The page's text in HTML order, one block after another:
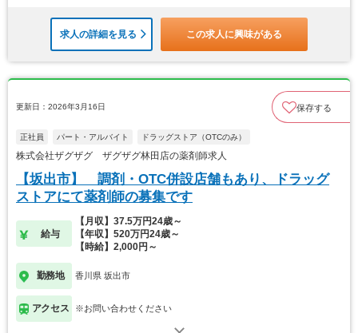
求人の詳細を見る この求人に興味がある
更新日：2026年3月16日 保存する
正社員 パート・アルバイト ドラッグストア（OTCのみ）
株式会社ザグザグ ザグザグ林田店の薬剤師求人
【坂出市】 調剤・OTC併設店舗もあり、ドラッグ
ストアにて薬剤師の募集です
給与
【月収】37.5万円24歳～
【年収】520万円24歳～
【時給】2,000円～
勤務地 香川県 坂出市
アクセス ※お問い合わせください